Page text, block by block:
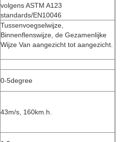
volgens ASTM A123
standards/EN10046
Tussenvoegselwijze,
Binnenflenswijze, de Gezamenlijke
Wijze Van aangezicht tot aangezicht.
0-5degree
43m/s, 160km.h.